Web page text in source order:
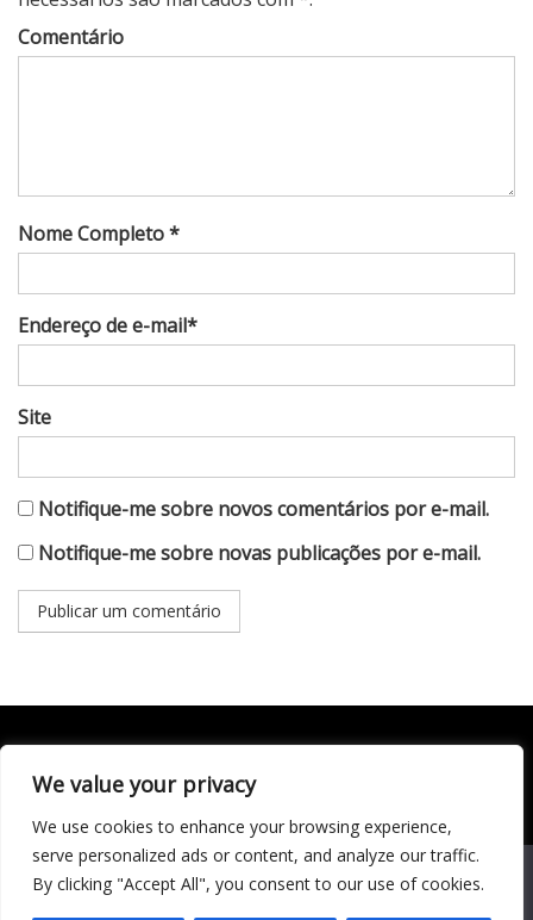
We value your privacy
We use cookies to enhance your browsing experience,
serve personalized ads or content, and analyze our traffic.
By clicking "Accept All", you consent to our use of cookies.
Comentário
Nome Completo *
Endereço de e-mail*
Site
Notifique-me sobre novos comentários por e-mail.
Notifique-me sobre novas publicações por e-mail.
Todo conteúdo publicado neste portal, incluindo textos,
responsabilidade do autor. © 2020 - 2024 Todos os direitos
reservados ao site Matéria Livre Royale News by
Themebeez
Economia
We use cookies to ensure that we give you the best
experience on our website. If you continue to use this site we